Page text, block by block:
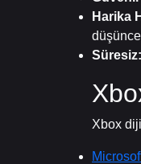
Harika
Süresiz:
Xbox